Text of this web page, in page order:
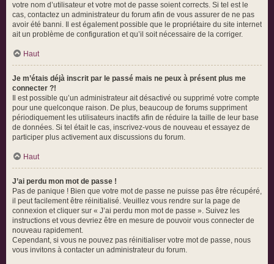
votre nom d’utilisateur et votre mot de passe soient corrects. Si tel est le
cas, contactez un administrateur du forum afin de vous assurer de ne pas
avoir été banni. Il est également possible que le propriétaire du site internet
ait un problème de configuration et qu’il soit nécessaire de la corriger.
Haut
Je m’étais déjà inscrit par le passé mais ne peux à présent plus me
connecter ?!
Il est possible qu’un administrateur ait désactivé ou supprimé votre compte
pour une quelconque raison. De plus, beaucoup de forums suppriment
périodiquement les utilisateurs inactifs afin de réduire la taille de leur base
de données. Si tel était le cas, inscrivez-vous de nouveau et essayez de
participer plus activement aux discussions du forum.
Haut
J’ai perdu mon mot de passe !
Pas de panique ! Bien que votre mot de passe ne puisse pas être récupéré,
il peut facilement être réinitialisé. Veuillez vous rendre sur la page de
connexion et cliquer sur « J’ai perdu mon mot de passe ». Suivez les
instructions et vous devriez être en mesure de pouvoir vous connecter de
nouveau rapidement.
Cependant, si vous ne pouvez pas réinitialiser votre mot de passe, nous
vous invitons à contacter un administrateur du forum.